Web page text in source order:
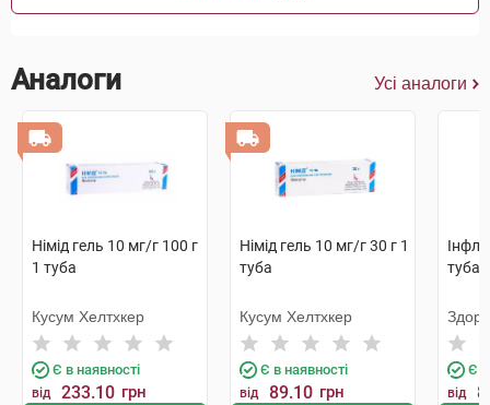
Аналоги Усі аналоги
Німід гель 10 мг/г 100 г
1 туба
Кусум Хелтхкер
Є в наявності
від 233.10 грн
Німід гель 10 мг/г 30 г 1
туба
Кусум Хелтхкер
Є в наявності
від 89.10 грн
туба
Є в
від